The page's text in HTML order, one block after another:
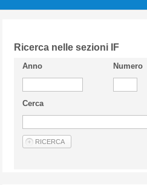
Ricerca nelle sezioni IF
Anno Numero
Cerca